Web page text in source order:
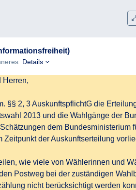
um Ihre Bemühungen, meine
Details
Herren,
§§ 2, 3 AuskunftspflichtG die
2013 und die Wahlgänge der
dem Bundesministerium
Zeitpunkt der Auskunftserteilung
wie viele von Wählerinnen und
Postweg bei der zuständigen
nicht berücksichtigt werden